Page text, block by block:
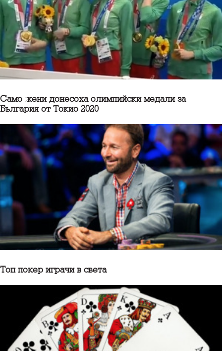
Само жени донесоха олимпийски медали за
България от Токио 2020
Топ покер играчи в света